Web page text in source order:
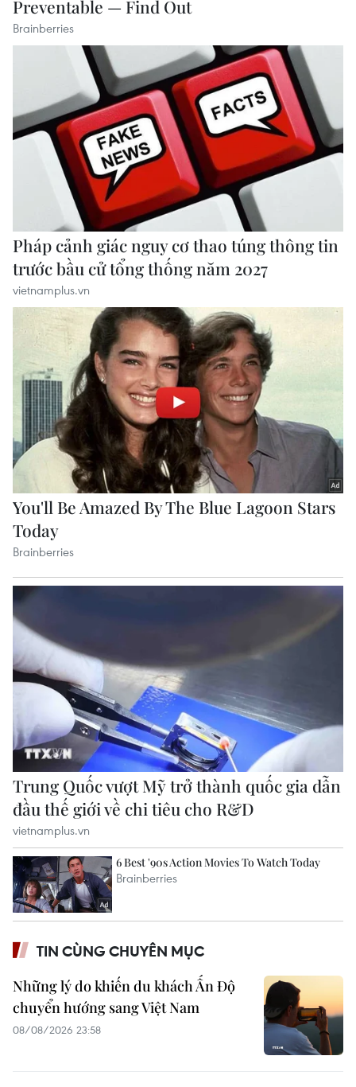
TIN CÙNG CHUYÊN MỤC
Những lý do khiến du khách Ấn Độ
chuyển hướng sang Việt Nam
08/08/2026 23:58